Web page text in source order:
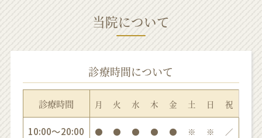
当院について
診療時間について
診療時間 月 火 水 木 金 土 日 祝
10:00〜20:00 ● ● ● ● ● ※ ※ ／